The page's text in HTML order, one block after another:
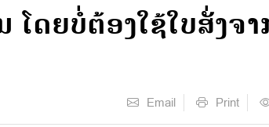
ດຍບໍ່ຕ້ອງໃຊ້ໃບສັ່ງຈາ
Email Print